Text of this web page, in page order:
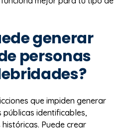
generar
personas
que impiden generar
públicas identificables,
Puede crear